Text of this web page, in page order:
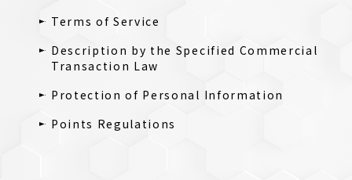
Terms of Service
Description by the Specified Commercial
Transaction Law
Protection of Personal Information
Points Regulations